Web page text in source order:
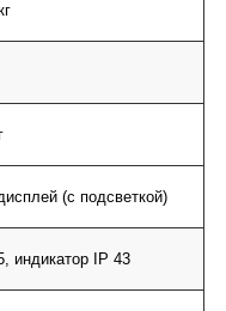
(с подсветкой)
индикатор IP 43